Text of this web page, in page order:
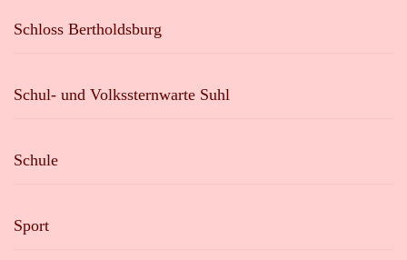
Schloss Bertholdsburg
Schul- und Volkssternwarte Suhl
Schule
Sport